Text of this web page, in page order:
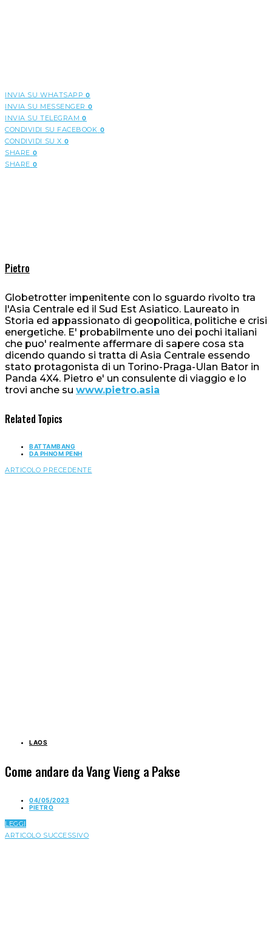
INVIA SU WHATSAPP 0
INVIA SU MESSENGER 0
INVIA SU TELEGRAM 0
CONDIVIDI SU FACEBOOK 0
CONDIVIDI SU X 0
SHARE 0
SHARE 0
Pietro
Globetrotter impenitente con lo sguardo rivolto tra
l'Asia Centrale ed il Sud Est Asiatico. Laureato in
Storia ed appassionato di geopolitica, politiche e crisi
energetiche. E' probabilmente uno dei pochi italiani
che puo' realmente affermare di sapere cosa sta
dicendo quando si tratta di Asia Centrale essendo
stato protagonista di un Torino-Praga-Ulan Bator in
Panda 4X4. Pietro e' un consulente di viaggio e lo
trovi anche su www.pietro.asia
Related Topics
BATTAMBANG
DA PHNOM PENH
ARTICOLO PRECEDENTE
LAOS
Come andare da Vang Vieng a Pakse
04/05/2023
PIETRO
LEGGI
ARTICOLO SUCCESSIVO